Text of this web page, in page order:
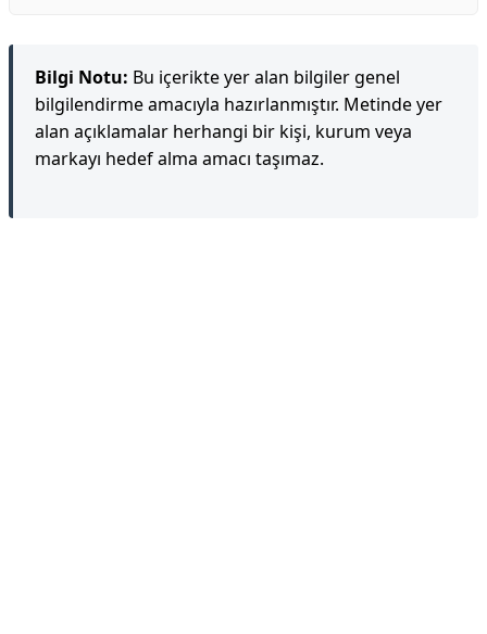
Bilgi Notu: Bu içerikte yer alan bilgiler genel
bilgilendirme amacıyla hazırlanmıştır. Metinde yer
alan açıklamalar herhangi bir kişi, kurum veya
markayı hedef alma amacı taşımaz.